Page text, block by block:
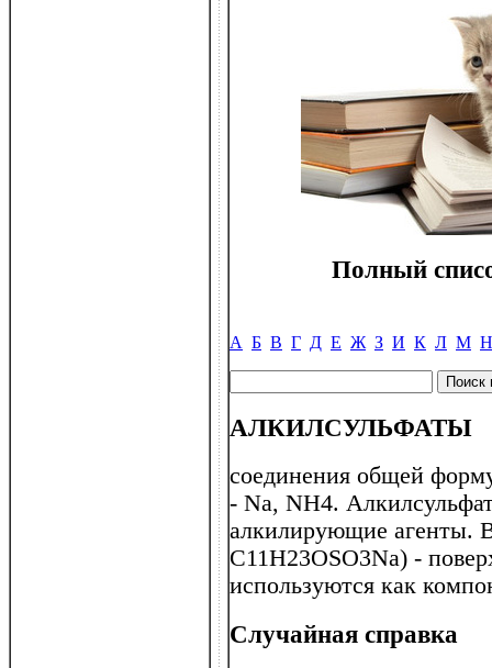
Полный
А Б В Г Д Е Ж З И К Л М Н
АЛКИЛСУЛЬФАТЫ
соединения общей
- Na, NH4.
алкилирующие агенты.
C11H23OSO3Na) -
используются как
Случайная справка